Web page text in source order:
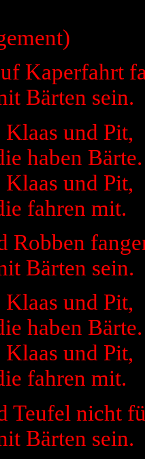
Kaperfahrt
Bärten sein.
und Pit,
haben Bärte.
und Pit,
fahren mit.
Robben
Bärten sein.
und Pit,
haben Bärte.
und Pit,
fahren mit.
Teufel nicht
Bärten sein.